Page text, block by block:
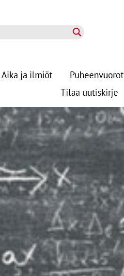
Aika ja ilmiöt Puheenvuorot
Tilaa uutiskirje